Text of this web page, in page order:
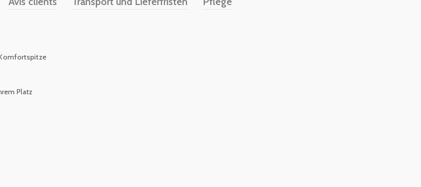
Platz